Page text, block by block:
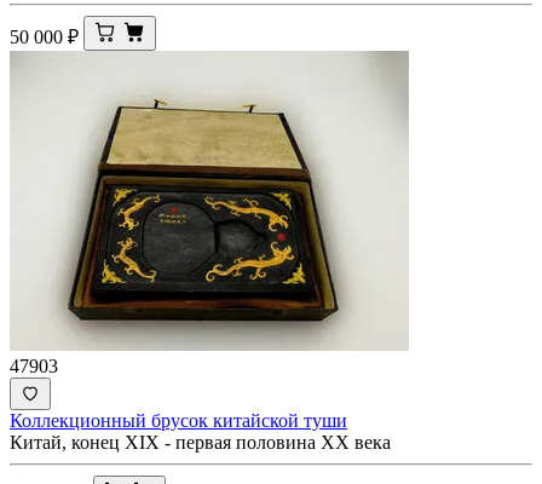
50 000 ₽
47903
Коллекционный брусок китайской туши
Китай, конец XIX - первая половина XX века